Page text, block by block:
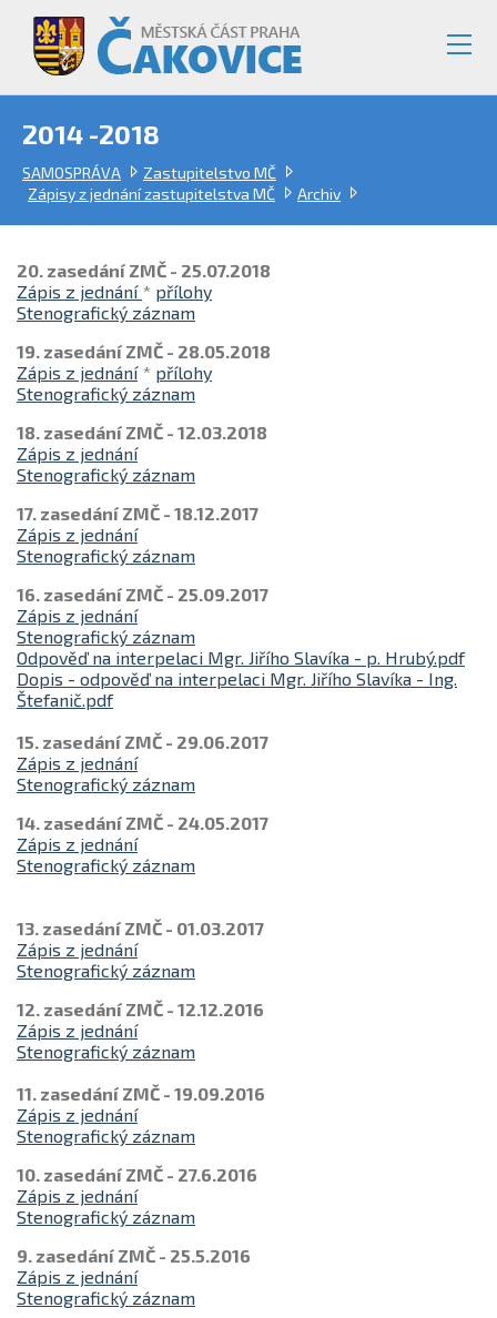
2014 -2018
SAMOSPRÁVA
Zastupitelstvo MČ
Zápisy z jednání zastupitelstva MČ
Archiv
20. zasedání ZMČ - 25.07.2018
Zápis z jednání * přílohy
Stenografický záznam
19. zasedání ZMČ - 28.05.2018
Zápis z jednání* přílohy
Stenografický záznam
18. zasedání ZMČ - 12.03.2018
Zápis z jednání
Stenografický záznam
17. zasedání ZMČ - 18.12.2017
Zápis z jednání
Stenografický záznam
16. zasedání ZMČ - 25.09.2017
Zápis z jednání
Stenografický záznam
Odpověď na interpelaci Mgr. Jiřího Slavíka - p. Hrubý.pdf
Dopis - odpověď na interpelaci Mgr. Jiřího Slavíka - Ing.
Štefanič.pdf
15. zasedání ZMČ - 29.06.2017
Zápis z jednání
Stenografický záznam
14. zasedání ZMČ - 24.05.2017
Zápis z jednání
Stenografický záznam
13. zasedání ZMČ - 01.03.2017
Zápis z jednání
Stenografický záznam
12. zasedání ZMČ - 12.12.2016
Zápis z jednání
Stenografický záznam
11. zasedání ZMČ - 19.09.2016
Zápis z jednání
Stenografický záznam
10. zasedání ZMČ - 27.6.2016
Zápis z jednání
Stenografický záznam
9. zasedání ZMČ - 25.5.2016
Zápis z jednání
Stenografický záznam